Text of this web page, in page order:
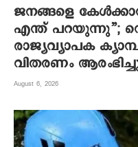
ജനങ്ങളെ
എന്ത് പറയുന്നു”;
രാജ്യവ്യാപക
വിതരണം
August 6, 2026